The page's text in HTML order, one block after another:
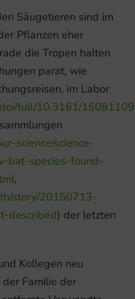
Säugetieren sind im
Pflanzen eher
die Tropen halten
parat, wie
im Labor
full/10.3161/
science/science-
bat-species-found-
,
story/20150713-
described) der letzten
Kollegen neu
Familie der